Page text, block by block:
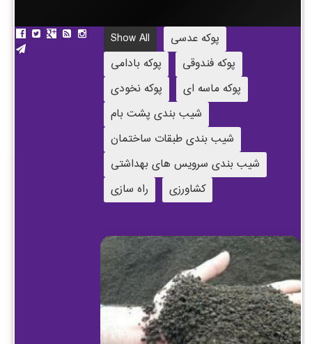
Show All
پوکه عدسی
پوکه بادامی
پوکه فندوقی
پوکه نخودی
پوکه ماسه ای
شیب بندی پشت بام
شیب بندی طبقات ساختمان
شیب بندی سرویس های بهداشتی
راه سازی
کشاورزی